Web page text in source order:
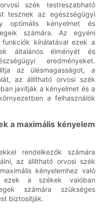
szék testreszabható
tesznek az egészségügyi
optimális kényelmet és
számára. Az egyéni
kínálatával ezek a
általános élményét és
eredményeket.
az ülésmagasságot, a
az állítható orvosi szék
javítják a kényelmet és a
a felhasználók
a maximális kényelem
rendelkezők számára
az állítható orvosi szék
kényelemhez való
ezek a székek valóban
számára szükséges
biztosítják.